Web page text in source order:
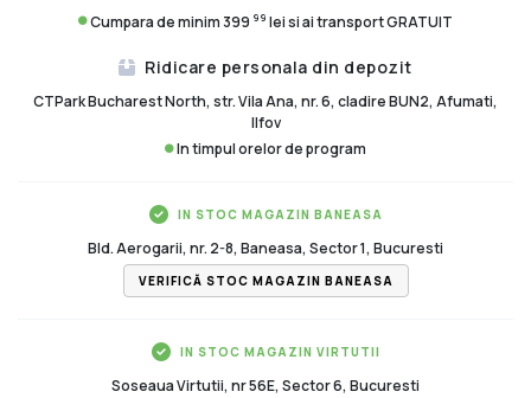
Cumpara de minim 399 99 lei si ai transport GRATUIT
Ridicare personala din depozit
CTPark Bucharest North, str. Vila Ana, nr. 6, cladire BUN2, Afumati,
Ilfov
In timpul orelor de program
IN STOC MAGAZIN BANEASA
Bld. Aerogarii, nr. 2-8, Baneasa, Sector 1, Bucuresti
VERIFICĂ STOC MAGAZIN BANEASA
IN STOC MAGAZIN VIRTUTII
Soseaua Virtutii, nr 56E, Sector 6, Bucuresti